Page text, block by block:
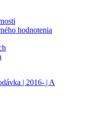
hodnotenia